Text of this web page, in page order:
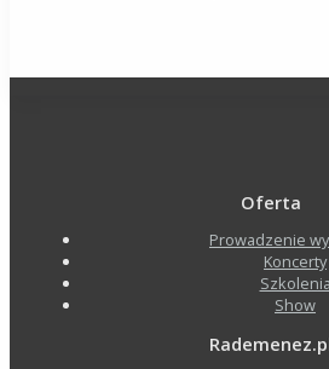
Oferta
Prowadzenie
Koncerty
Szkolenia
Show